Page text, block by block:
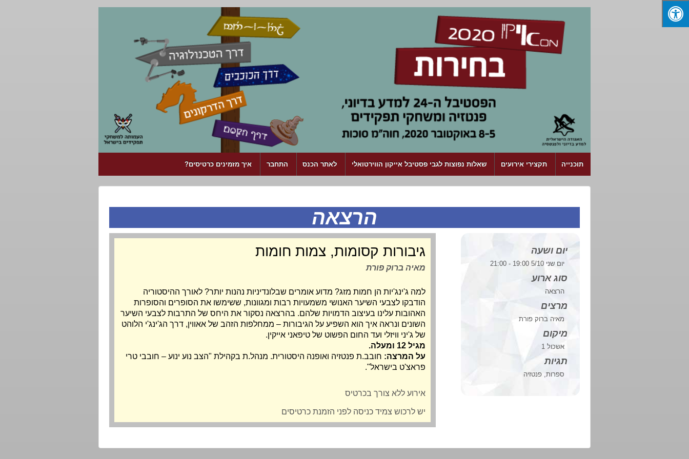
תוכנייה תקצירי אירועים שאלות נפוצות לגבי פסטיבל אייקון הווירטואלי לאתר הכנס התחבר איך מזמינים כרטיסים?
הרצאה
יום ושעה
יום שני 5/10 19:00 - 21:00
סוג ארוע
הרצאה
מרצים
מאיה ברוק פורת
מיקום
אשכול 1
תגיות
ספרות, פנטזיה
גיבורות קסומות, צמות חומות
מאיה ברוק פורת
למה ג'ינג'יות הן חמות מזג? מדוע אומרים שבלונדיניות נהנות יותר? לאורך ההיסטוריה
הודבקו לצבעי השיער האנושי משמעויות רבות ומגוונות, ששימשו את הסופרים והסופרות
האהובות עלינו בעיצוב הדמויות שלהם. בהרצאה נסקור את היחס של התרבות לצבעי השיער
השונים ונראה איך הוא השפיע על הגיבורות ‒ ממחלפות הזהב של אאווין, דרך הג'ינג'י הלוהט
של ג'יני וויזלי ועד החום הפשוט של טיפאני אייקין.
מגיל 12 ומעלה.
על המרצה: חובב.ת פנטזיה ואופנה היסטורית. מנהל.ת בקהילת "הצב נוע ינוע – חובבי טרי
פראצ'ט בישראל".
אירוע ללא צורך בכרטיס
יש לרכוש צמיד כניסה לפני הזמנת כרטיסים